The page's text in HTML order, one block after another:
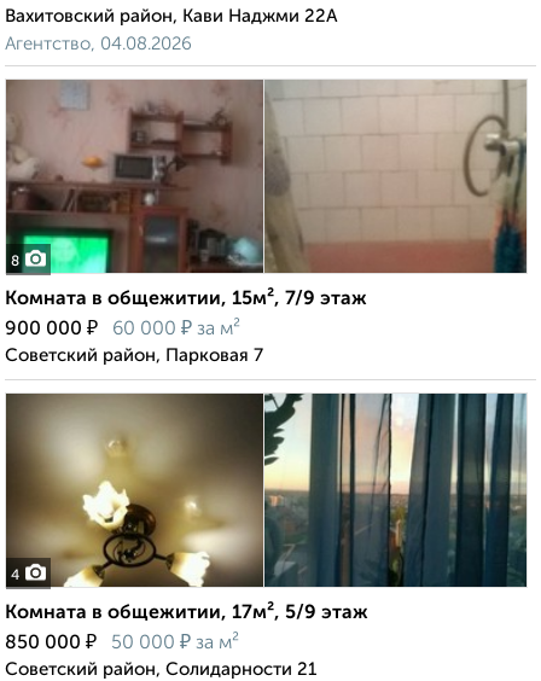
Вахитовский район, Кави Наджми 22А
Агентство, 04.08.2026
8
Комната в общежитии, 15м², 7/9 этаж
900 000 ₽ 60 000 ₽ за м²
Советский район, Парковая 7
4
Комната в общежитии, 17м², 5/9 этаж
850 000 ₽ 50 000 ₽ за м²
Советский район, Солидарности 21